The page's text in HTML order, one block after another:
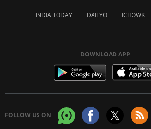
INDIA TODAY DAILYO ICHOWK
DOWNLOAD APP
FOLLOW US ON